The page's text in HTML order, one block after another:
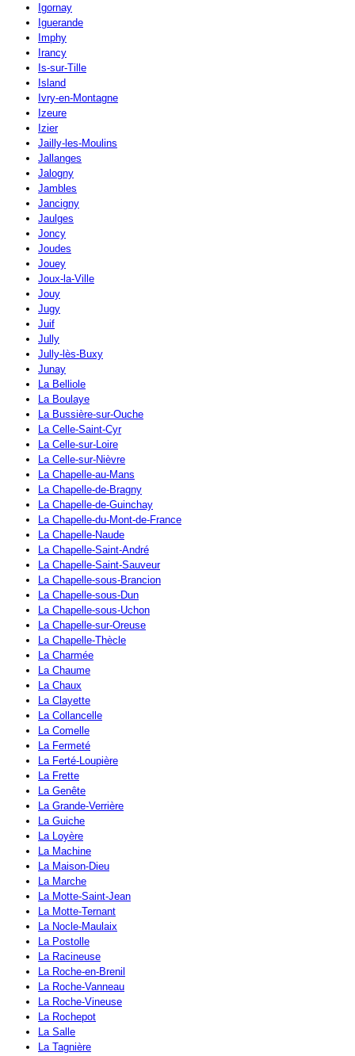
Igornay
Iguerande
Imphy
Irancy
Is-sur-Tille
Island
Ivry-en-Montagne
Izeure
Izier
Jailly-les-Moulins
Jallanges
Jalogny
Jambles
Jancigny
Jaulges
Joncy
Joudes
Jouey
Joux-la-Ville
Jouy
Jugy
Juif
Jully
Jully-lès-Buxy
Junay
La Belliole
La Boulaye
La Bussière-sur-Ouche
La Celle-Saint-Cyr
La Celle-sur-Loire
La Celle-sur-Nièvre
La Chapelle-au-Mans
La Chapelle-de-Bragny
La Chapelle-de-Guinchay
La Chapelle-du-Mont-de-France
La Chapelle-Naude
La Chapelle-Saint-André
La Chapelle-Saint-Sauveur
La Chapelle-sous-Brancion
La Chapelle-sous-Dun
La Chapelle-sous-Uchon
La Chapelle-sur-Oreuse
La Chapelle-Thècle
La Charmée
La Chaume
La Chaux
La Clayette
La Collancelle
La Comelle
La Fermeté
La Ferté-Loupière
La Frette
La Genête
La Grande-Verrière
La Guiche
La Loyère
La Machine
La Maison-Dieu
La Marche
La Motte-Saint-Jean
La Motte-Ternant
La Nocle-Maulaix
La Postolle
La Racineuse
La Roche-en-Brenil
La Roche-Vanneau
La Roche-Vineuse
La Rochepot
La Salle
La Tagnière